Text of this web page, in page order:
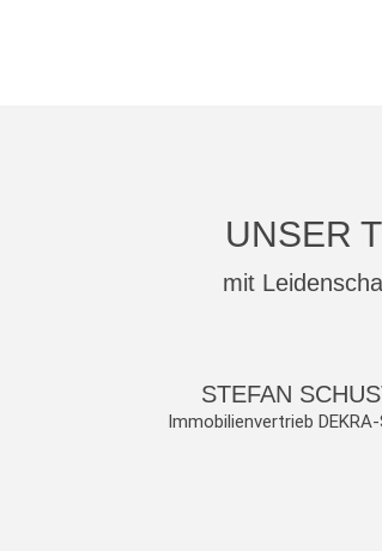
UNSER
mit
STEFAN
Immobilienvertrieb